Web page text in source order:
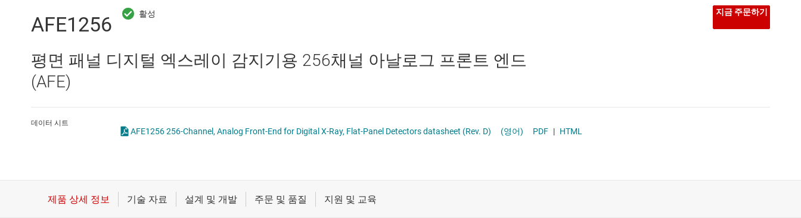
RF 및 마이크로파
데이터 컨버터
배터리 관리 IC
인터페이스
패시브 및 개별
디지털-아날로그 컨버터(DAC) 통합 정밀 ADC 및 DAC초음파 AFE
AFE1256
평면 패널 디지털 엑스레이 감지기용 256채널 아날로그 프론트 엔드
(AFE)
지금 주문하기
데이터 시트
AFE1256 256-Channel, Analog Front-End for Digital X-Ray, Flat-Panel Detectors datasheet (Rev. D) (영어) PDF | HTML